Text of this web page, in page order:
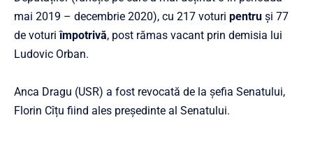
mai 2019 – decembrie 2020), cu 217 voturi pentru și 77
de voturiîmpotrivă, post rămas vacant prin demisia lui
Ludovic Orban.
Anca Dragu (USR) a fost revocată de la șefia Senatului,
Florin Cîțu fiind ales președinte al Senatului.